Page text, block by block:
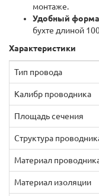
монтаже.
Удобный
бухте длиной
Характеристики
Тип провода
Калибр проводника
Площадь сечения
Структура
Материал
Материал изоляции